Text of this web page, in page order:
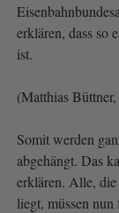
erklären, dass so
ist.
(Matthias
Somit werden
abgehängt. Das
erklären. Alle, die
liegt, müssen nun